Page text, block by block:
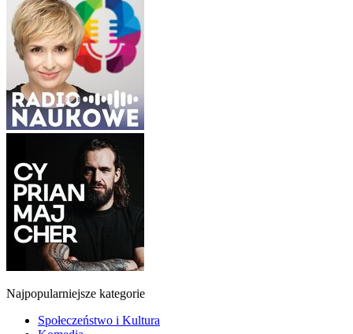
Najpopularniejsze kategorie
Społeczeństwo i Kultura